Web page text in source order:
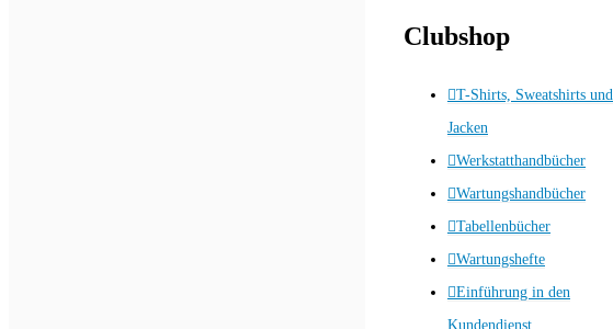
Clubshop
T-Shirts, Sweatshirts und
Jacken
Werkstatthandbücher
Wartungshandbücher
Tabellenbücher
Wartungshefte
Einführung in den
Kundendienst